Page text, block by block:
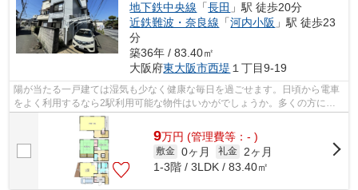
地下鉄中央線 「長田 」駅 徒歩20分
近鉄難波・奈良線 「河内小阪 」駅 徒歩23
分
築36年 / 83.40㎡
大阪府東大阪市西堤 １丁目9-19
陽が当たる一戸建ては湿気も少なく健康な毎日を過ごせます。日頃から電車
をよく利用するなら2駅利用可能な物件はいかがでしょうか。多くの方にご
好評の、外観も綺麗な一戸建て物件です...
9万円 (管理費等：- )
敷金 0ヶ月 礼金
2ヶ月
1-3階 / 3LDK / 83.40㎡